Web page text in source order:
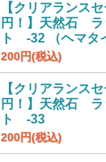
【クリアランス
円！】天然石 ラ
ト -32 （ヘマタ
200円(税込)
【クリアランス
円！】天然石 ラ
ト -33
200円(税込)